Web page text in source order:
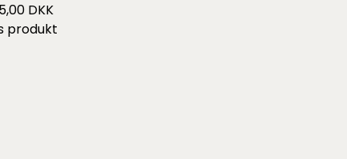
DKK
produkt